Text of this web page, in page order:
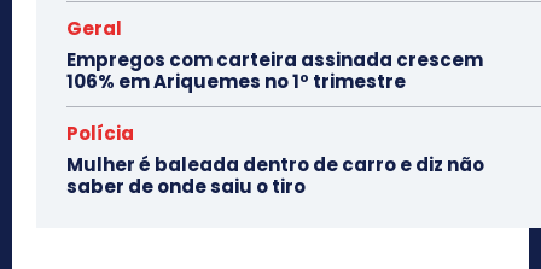
Geral
Empregos com carteira assinada crescem
106% em Ariquemes no 1º trimestre
Polícia
Mulher é baleada dentro de carro e diz não
saber de onde saiu o tiro